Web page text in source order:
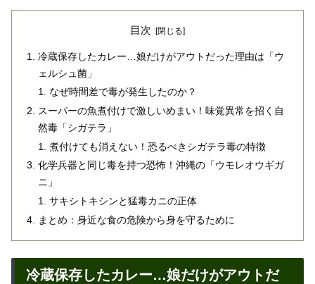
目次
冷蔵保存したカレー…娘だけがアウトだった理由は「ウ
ェルシュ菌」
なぜ時間差で毒が発生したのか？
スーパーの魚煮付けで激しいめまい！味覚異常を招く自
然毒「シガテラ」
煮付けても消えない！恐るべきシガテラ毒の特徴
化学兵器と同じ毒を持つ恐怖！沖縄の「ウモレオウギガ
ニ」
サキシトキシンと猛毒カニの正体
まとめ：身近な食の危険から身を守るために
冷蔵保存したカレー…娘だけがアウトだ